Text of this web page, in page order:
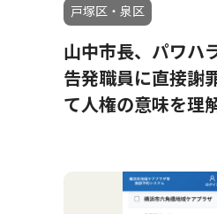
戸塚区・泉区
山中市長、パワハ
告発職員に直接
て人権の意味を理